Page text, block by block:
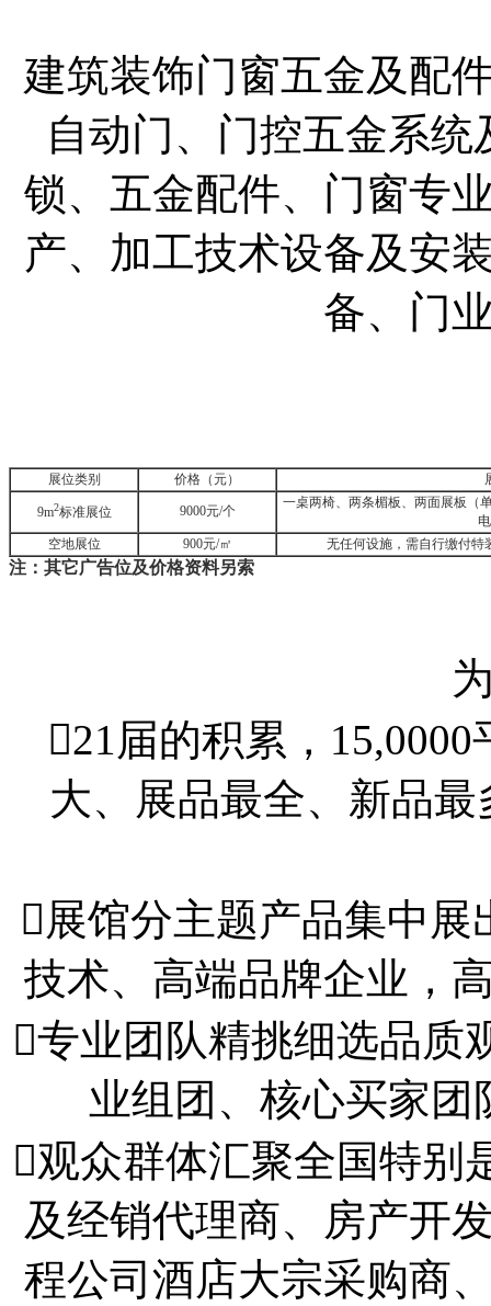
建筑装饰门窗五金及配
自动门、门控五金系
锁、五金配件、门窗专
产、加工技术设备及安
备、门
展位类别 价格（元）
9m2标准展位 9000元/个
一桌两椅、两条楣板、两面展板（
空地展位
900元/㎡ 无任何设施，需自行缴付特
注：其它广告位及价格资料另索
21届的积累，
大、展品最全、新品
展馆分主题产品集中展
技术、高端品牌企业，
专业团队精挑细选品质
业组团、核心买家
观众群体汇聚全国特别
及经销代理商、房产开
程公司酒店大宗采购商